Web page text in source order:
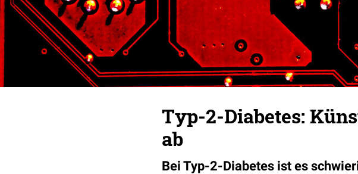
Typ-2-Diabetes:
ab
Bei Typ-2-Diabetes ist es